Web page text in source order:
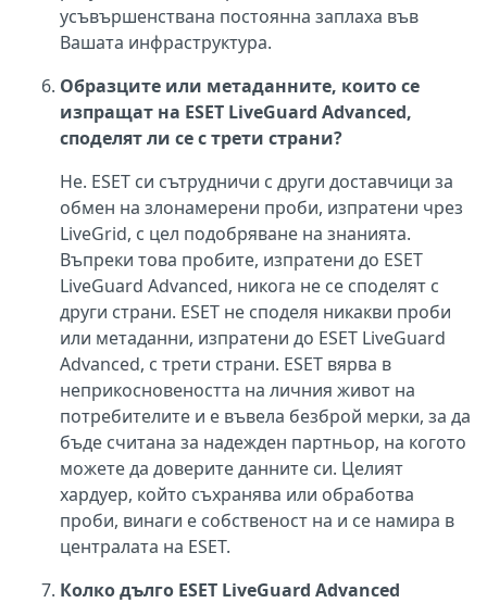
усъвършенствана постоянна заплаха във
Вашата инфраструктура.
Образците или метаданните, които се
изпращат на ESET LiveGuard Advanced,
споделят ли се с трети страни?
Не. ESET си сътрудничи с други доставчици за
обмен на злонамерени проби, изпратени чрез
LiveGrid, с цел подобряване на знанията.
Въпреки това пробите, изпратени до ESET
LiveGuard Advanced, никога не се споделят с
други страни. ESET не споделя никакви проби
или метаданни, изпратени до ESET LiveGuard
Advanced, с трети страни. ESET вярва в
неприкосновеността на личния живот на
потребителите и е въвела безброй мерки, за да
бъде считана за надежден партньор, на когото
можете да доверите данните си. Целият
хардуер, който съхранява или обработва
проби, винаги е собственост на и се намира в
централата на ESET.
Колко дълго ESET LiveGuard Advanced